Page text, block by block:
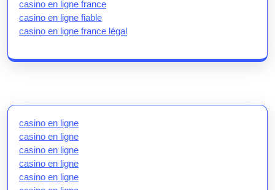
casino en ligne france
casino en ligne fiable
casino en ligne france légal
casino en ligne
casino en ligne
casino en ligne
casino en ligne
casino en ligne